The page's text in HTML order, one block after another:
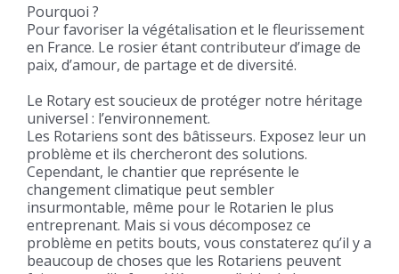
Pourquoi ?
Pour favoriser la végétalisation et le fleurissement
en France. Le rosier étant contributeur d’image de
paix, d’amour, de partage et de diversité.
Le Rotary est soucieux de protéger notre héritage
universel : l’environnement.
Les Rotariens sont des bâtisseurs. Exposez leur un
problème et ils chercheront des solutions.
Cependant, le chantier que représente le
changement climatique peut sembler
insurmontable, même pour le Rotarien le plus
entreprenant. Mais si vous décomposez ce
problème en petits bouts, vous constaterez qu’il y a
beaucoup de choses que les Rotariens peuvent